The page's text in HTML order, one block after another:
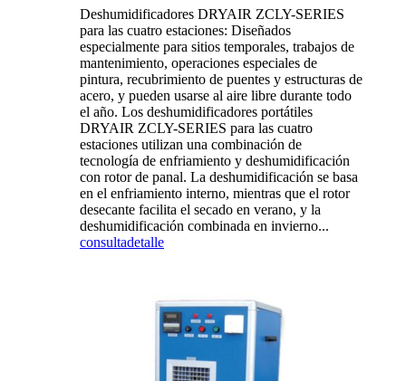
Deshumidificadores DRYAIR ZCLY-SERIES
para las cuatro estaciones: Diseñados
especialmente para sitios temporales, trabajos de
mantenimiento, operaciones especiales de
pintura, recubrimiento de puentes y estructuras de
acero, y pueden usarse al aire libre durante todo
el año. Los deshumidificadores portátiles
DRYAIR ZCLY-SERIES para las cuatro
estaciones utilizan una combinación de
tecnología de enfriamiento y deshumidificación
con rotor de panal. La deshumidificación se basa
en el enfriamiento interno, mientras que el rotor
desecante facilita el secado en verano, y la
deshumidificación combinada en invierno...
consultadetalle